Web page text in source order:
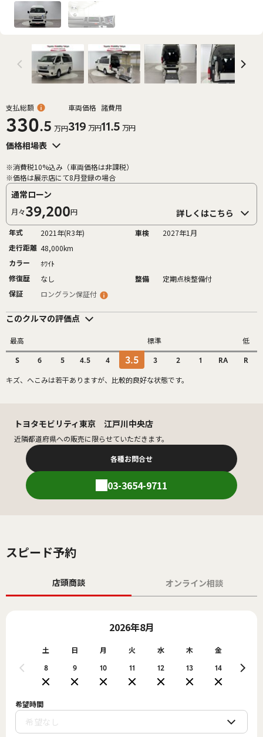
支払総額
330.5 万円
車両価格
319 万円
諸費用
11.5 万円
価格相場表
※消費税10%込み（車両価格は非課税）
※価格は展示店にて8月登録の場合
通常ローン
月々39,200円 詳しくはこちら
年式 2021年(R3年) 車検
2027年1月
走行距離 48,000km
カラー
ﾎﾜｲﾄ
修復歴
なし 整備
定期点検整備付
保証
ロングラン保証付
このクルマの評価点
最高 標準 低
S 6 5 4.5 4 3.5 3 2 1 RA R
キズ、へこみは若干ありますが、比較的良好な状態です。
トヨタモビリティ東京 江戸川中央店
近隣都道府県への販売に限らせていただきます。
各種お問合せ
03-3654-9711
スピード予約
店頭商談 オンライン相談
2026年8月
土
8
日
9
月
10
火
11
水
12
木
13
金
14 15
希望時間